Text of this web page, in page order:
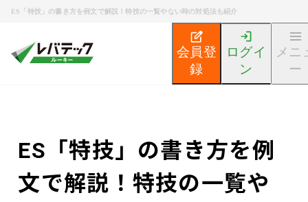
ES「特技」の書き方を例文で解説！特技の一覧やない時の対処法も紹介
会員登
録
ログイ
ン
メニ
ー
エンジニア就活ノウハウ記事
ES「特技」の書き方を例
文で解説！特技の一覧や